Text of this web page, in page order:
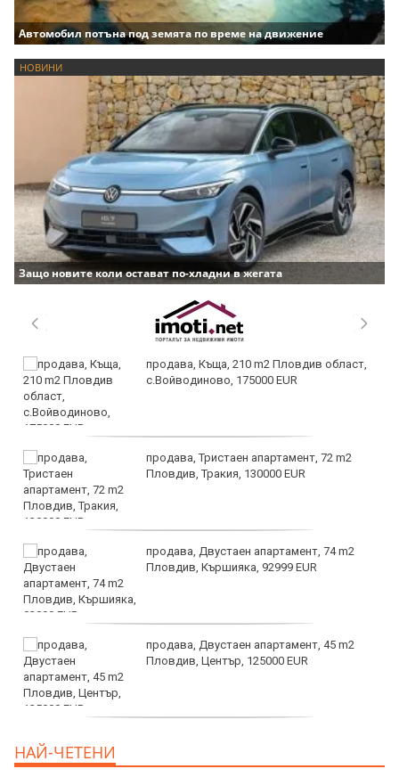
Автомобил потъна под земята по време на движение
НОВИНИ
Защо новите коли остават по-хладни в жегата
продава, Къща, 210 m2 Пловдив област,
с.Войводиново, 175000 EUR
продава, Тристаен апартамент, 72 m2
Пловдив, Тракия, 130000 EUR
продава, Двустаен апартамент, 74 m2
Пловдив, Кършияка, 92999 EUR
продава, Двустаен апартамент, 45 m2
Пловдив, Център, 125000 EUR
НАЙ-ЧЕТЕНИ